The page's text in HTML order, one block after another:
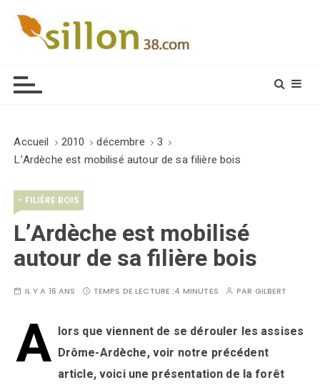
Accueil 2010 décembre
3
L’Ardèche est mobilisé autour de sa filière bois
- FILIÈRE BOIS
L’Ardèche est mobilisé
autour de sa filière bois
IL Y A 16 ANS TEMPS DE LECTURE :4 MINUTES PAR GILBERT
A lors que viennent de se dérouler les assises
Drôme-Ardèche, voir notre précédent
article, voici une présentation de la forêt